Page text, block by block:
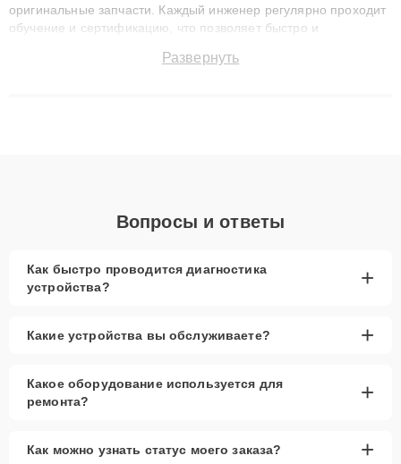
оригинальные запчасти. Каждый инженер регулярно проходит
обучение и сертификацию, что позволяет быстро и
сохранением гарантии до 3 лет. Наши мастера решают
Развернуть
Вопросы и ответы
Как быстро проводится диагностика
устройства?
+
Какие устройства вы обслуживаете? +
Какое оборудование используется для
ремонта?
+
Как можно узнать статус моего заказа? +